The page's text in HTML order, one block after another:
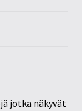
jotka näkyvät